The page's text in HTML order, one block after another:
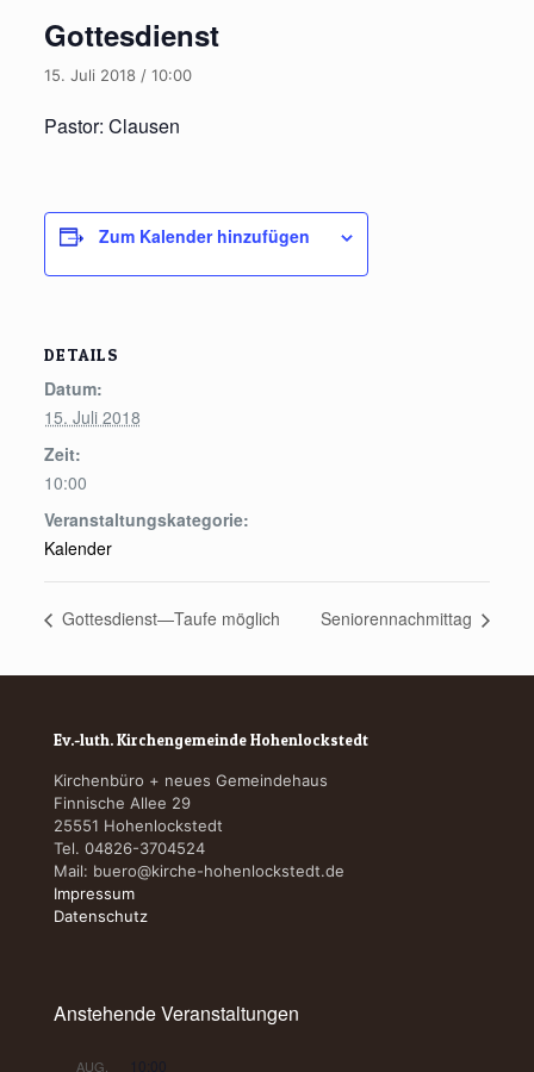
Gottesdienst
15. Juli 2018 / 10:00
Pastor: Clausen
Zum Kalender hinzufügen
DETAILS
Datum:
15. Juli 2018
Zeit:
10:00
Veranstaltungskategorie:
Kalender
Gottesdienst—Taufe möglich Seniorennachmittag
Ev.-luth. Kirchengemeinde Hohenlockstedt
Kirchenbüro + neues Gemeindehaus
Finnische Allee 29
25551 Hohenlockstedt
Tel. 04826-3704524
Mail: buero@kirche-hohenlockstedt.de
Impressum
Datenschutz
Anstehende Veranstaltungen
AUG. 10:00